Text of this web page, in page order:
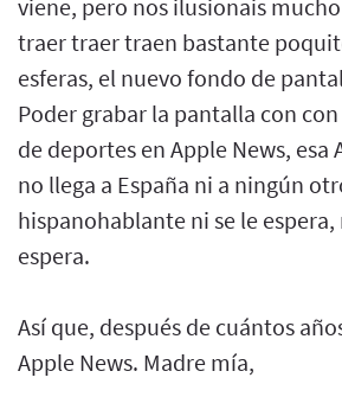
viene, pero nos ilusionais
traer traer traen bastante
esferas, el nuevo fondo de
Poder grabar la pantalla con
de deportes en Apple News, esa
no llega a España ni a ningún
hispanohablante ni se le espera,
espera.
Así que, después de cuántos
Apple News. Madre mía,